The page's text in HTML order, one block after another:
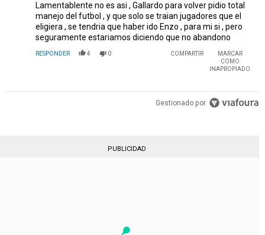
Lamentablente no es asi , Gallardo para volver pidio total
manejo del futbol , y que solo se traian jugadores que el
eligiera , se tendria que haber ido Enzo , para mi si , pero
seguramente estariamos diciendo que no abandono
RESPONDER 4 0 COMPARTIR
MARCAR
COMO
INAPROPIADO
Gestionado por
PUBLICIDAD